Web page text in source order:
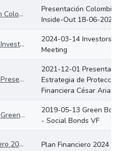
Presentación Colombia Inside-Out 18-06-2020
Presentación Colombia
Inside-Out 18-06-2020
2024-03-14 Investors Meeting
2024-03-14 Investors
Meeting
2021-12-01 Presentación Estrategia de Protección Financiera César Arias
2021-12-01 Presentación
Estrategia de Protección
Financiera César Arias
2019-05-13 Green Bonds - Social Bonds VF
2019-05-13 Green Bonds
- Social Bonds VF
Plan Financiero 2024 Plan Financiero 2024